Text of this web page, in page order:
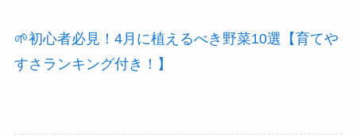
🌱初心者必見！4月に植えるべき野菜10選【育てや
すさランキング付き！】